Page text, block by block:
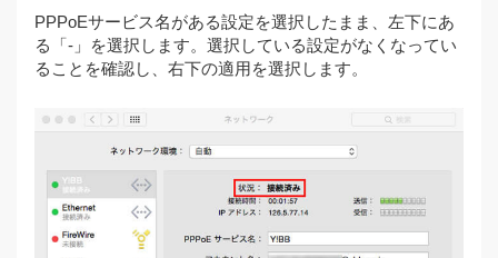
PPPoEサービス名がある設定を選択したまま、左下にあ
る「-」を選択します。選択している設定がなくなってい
ることを確認し、右下の適用を選択します。